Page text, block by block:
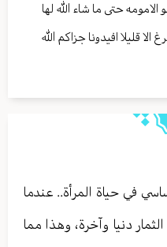
الامومه حتى ما شاء الله لها
قليلا افيدونا جزاكم الله
في حياة المرأة.. عندما
دنيا وآخرة، وهذا مما